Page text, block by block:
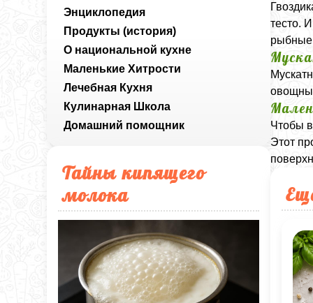
Энциклопедия
Продукты (история)
О национальной кухне
Маленькие Хитрости
Лечебная Кухня
Кулинарная Школа
Домашний помощник
Тайны кипящего
молока
тесто.
рыбные
Чтобы
Этот